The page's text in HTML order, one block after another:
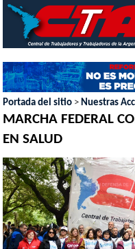
Portada del sitio > Nuestras
MARCHA FEDERAL
EN SALUD